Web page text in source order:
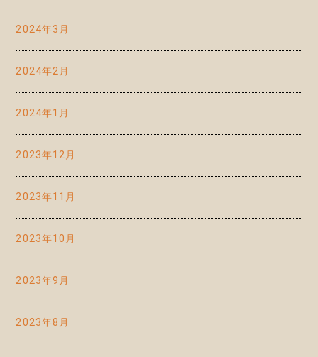
2024年3月
2024年2月
2024年1月
2023年12月
2023年11月
2023年10月
2023年9月
2023年8月